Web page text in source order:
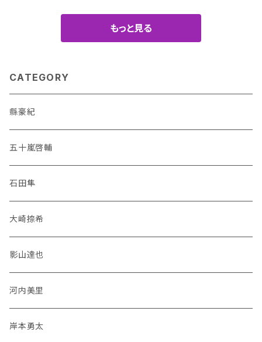
もっと見る
CATEGORY
縣豪紀
五十嵐啓輔
石田隼
大崎捺希
影山達也
河内美里
岸本勇太